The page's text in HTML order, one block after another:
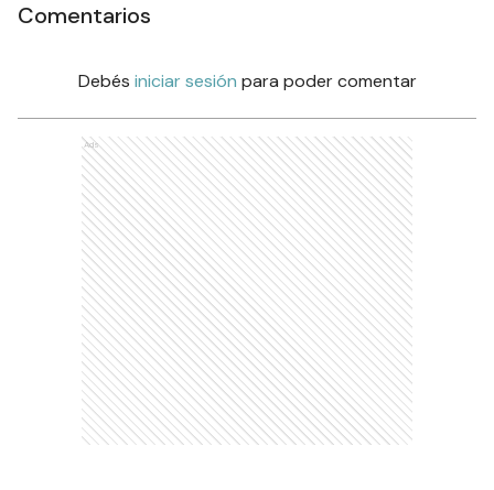
Comentarios
Debés iniciar sesión para poder comentar
Ads